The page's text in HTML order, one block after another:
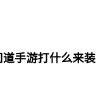
手游打什么来装